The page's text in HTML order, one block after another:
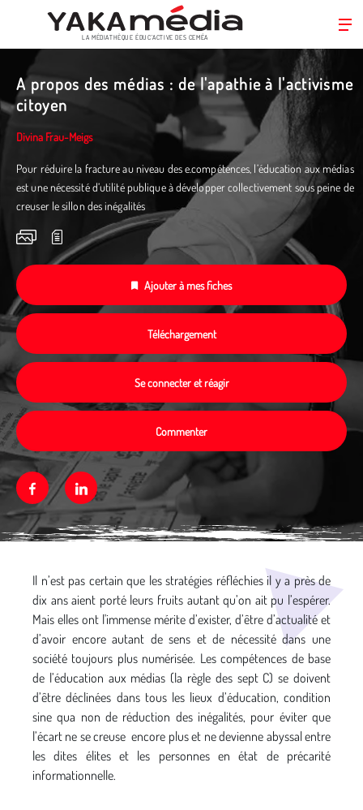
contenu
principal
LA MÉDIATHÈQUE ÉDUC’ACTIVE DES CEMÉA
A propos des médias : de l'apathie à l'activisme
citoyen
Divina Frau-Meigs
Pour réduire la fracture au niveau des e.compétences, l’éducation aux médias
est une nécessité d’utilité publique à développer collectivement sous peine de
creuser le sillon des inégalités
Ajouter à mes fiches
Téléchargement
Se connecter et réagir
Commenter
FacebookLinkedin
Il n’est pas certain que les stratégies réfléchies il y a près de
dix ans aient porté leurs fruits autant qu’on ait pu l’espérer.
Mais elles ont l'immense mérite d’exister, d’être d’actualité et
d’avoir encore autant de sens et de nécessité dans une
société toujours plus numérisée. Les compétences de base
de l’éducation aux médias (la règle des sept C) se doivent
d’être déclinées dans tous les lieux d’éducation, condition
sine qua non de réduction des inégalités, pour éviter que
l’écart ne se creuse encore plus et ne devienne abyssal entre
les dites élites et les personnes en état de précarité
informationnelle.